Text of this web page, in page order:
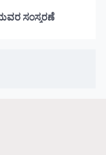
ಸಂಸ್ಮರಣೆ